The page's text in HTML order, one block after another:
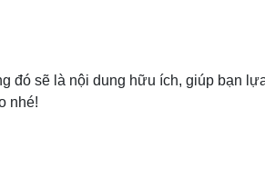
sẽ là nội dung hữu ích, giúp bạn
nhé!